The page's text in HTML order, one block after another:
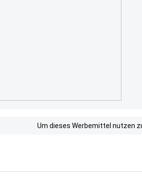
Um dieses Werbemittel nutzen